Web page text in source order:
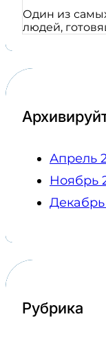
Один из
людей,
Апрель
Ноябрь
Декабрь
Рубрика